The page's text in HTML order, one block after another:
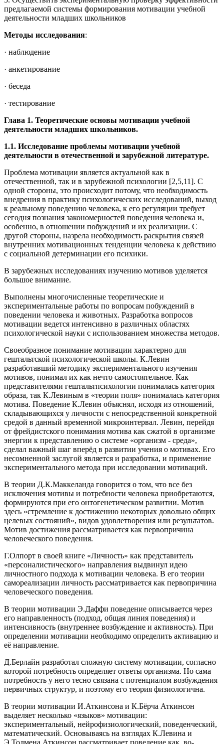
предлагаемой системы формирования мотивации учебной
деятельности младших школьников
Методы исследования:
· наблюдение
· анкетирование
· беседа
· тестирование
Глава 1. Теоретические основы мотивации учебной
деятельности младших школьников.
1.1. Исследование проблемы мотивации учебной
деятельности в отечественной и зарубежной литературе.
Проблема мотивации является актуальной как в
отечественной, так и в зарубежной психологии [2,5,11]. С
одной стороны, это происходит потому, что необходимость
внедрения в практику психологических исследований, выход
к реальному поведению человека, к его регуляции требует
сегодня познания закономерностей поведения человека и,
особенно, в отношении побуждений и их реализации. С
другой стороны, назрела необходимость раскрытия связей
внутренних мотивационных тенденции человека к действию
с социальной детерминации его психики.
В зарубежных исследованиях изучению мотивов уделяется
большое внимание.
Выполнены многочисленные теоретические и
экспериментальные работы по вопросам побуждений в
поведении человека и животных. Разработка вопросов
мотивации ведется интенсивно в различных областях
психологической науки с использованием множества методов.
Своеобразное понимание мотивации характерно для
гештальтской психологической школы. К.Левин
разработавший методику экспериментального изучения
мотивов, понимал их как нечто самостоятельное. Как
представителями гештальтпсихологии понималась категория
образа, так К.Левиным в «теории поля» понималась категория
мотива. Поведение К.Левин объяснял, исходя из отношений,
складывающихся у личности с непосредственной конкретной
средой в данный временной микроинтервал. Левин, перейдя
от фрейдистского понимания мотива как сжатой в организме
энергии к представлению о системе «организм - среда»,
сделал важный шаг вперёд в развитии учения о мотивах. Его
несомненной заслугой является и разработка, и применение
экспериментального метода при исследовании мотиваций.
В теории Д.К.Маккеланда говорится о том, что все без
исключения мотивы и потребности человека приобретаются,
формируются при его онтогенетическом развитии. Мотив
здесь «стремление к достижению некоторых довольно общих
целевых состояний», видов удовлетворения или результатов.
Мотив достижения рассматривается как первопричина
человеческого поведения.
Г.Олпорт в своей книге «Личность» как представитель
«персоналистического» направления выдвинул идею
личностного подхода к мотивации человека. В его теории
самореализации личность рассматривается как первопричина
человеческого поведения.
В теории мотивации Э.Даффи поведение описывается через
его направленность (подход, общая линия поведения) и
интенсивность (внутреннее возбуждение и активность). При
определении мотивации необходимо определить активацию и
её направление.
Д.Берлайн разработал сложную систему мотивации, согласно
которой потребность определяет ответы организма. Но сама
потребность у него тесно связана с потенциалом возбуждения
первичных структур, и поэтому его теория физиологична.
В теории мотивации И.Аткинсона и К.Бёрча Аткинсон
выделяет несколько «языков» мотивации:
экспериментальный, нейрофизиологический, поведенческий,
математический. Основываясь на взглядах К.Левина и
Э.Толмена Аткинсон рассматривает поведение как, во-